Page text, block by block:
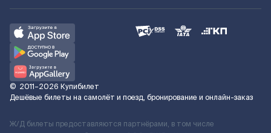
© 2011–2026 Купибилет
Дешёвые билеты на самолёт и поезд, бронирование и онлайн-заказ
Ж/Д билеты предоставляются партнёрами, в том числе